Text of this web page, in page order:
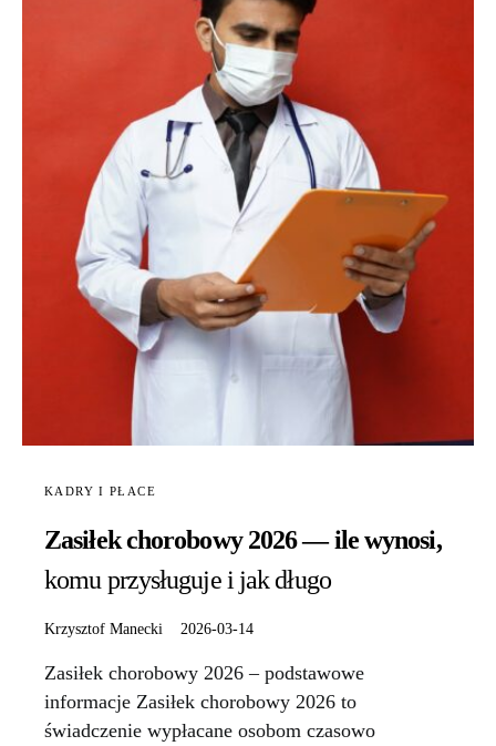
KADRY I PŁACE
Zasiłek chorobowy 2026 — ile wynosi,
komu przysługuje i jak długo
Krzysztof Manecki 2026-03-14
Zasiłek chorobowy 2026 – podstawowe
informacje Zasiłek chorobowy 2026 to
świadczenie wypłacane osobom czasowo